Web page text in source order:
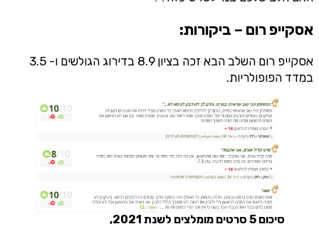
אסקייפ רום – ביקורות:
אסקייפ רום השלב הבא זכה בציון 8.9 בדירוג הגולשים ו- 3.5
במדד הפופולריות.
סיכום 5 סרטים מומלצים לשנת 2021,